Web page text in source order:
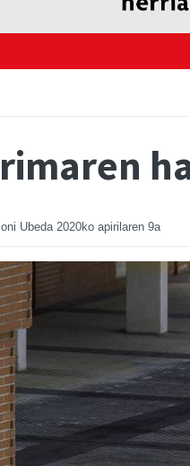
Ubeda 2020ko apirilaren 9a